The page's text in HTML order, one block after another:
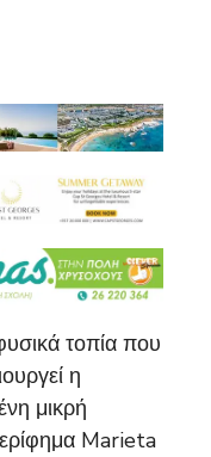
τοπία που
η
μικρή
Marieta